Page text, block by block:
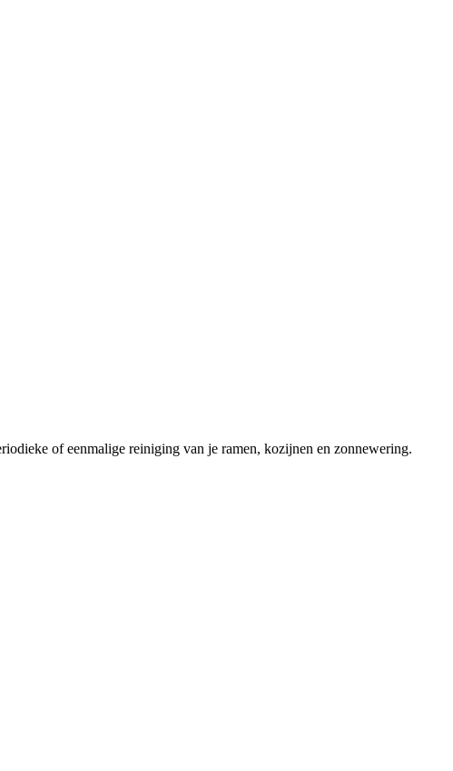
of eenmalige reiniging van je ramen, kozijnen en zonnewering.